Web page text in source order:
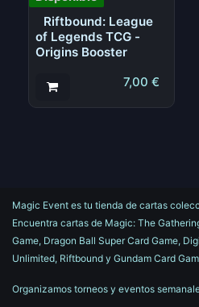
Riftbound: League
of Legends TCG -
Origins Booster
7,00 €
Magic Event es tu tienda de cartas
Encuentra cartas de Magic: The
Game, Dragon Ball Super Card Game,
Unlimited, Riftbound y Gundam Card
Organizamos torneos y eventos